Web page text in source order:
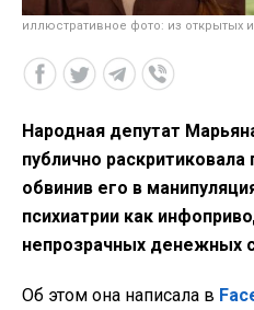
иллюстративное фото: из открытых
Народная депутат
публично
обвинив его в
психиатрии как
непрозрачных денежных
Об этом она написала в